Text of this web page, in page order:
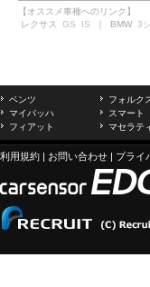
【オススメ車種へのリンク】
レクサス GS IS ｜ BMW 3
ベンツ フォルク
マイバッハ
スマート
フィアット
マセラテ
利用規約 | お問い合わせ | プライ